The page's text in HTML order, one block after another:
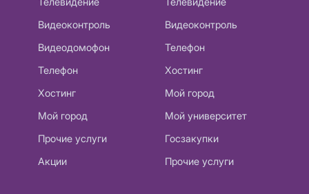
Видеоконтроль
Видеодомофон
Телефон
Хостинг
Мой город
Прочие услуги
Акции
Видеоконтроль
Телефон
Хостинг
Мой город
Мой университет
Госзакупки
Прочие услуги